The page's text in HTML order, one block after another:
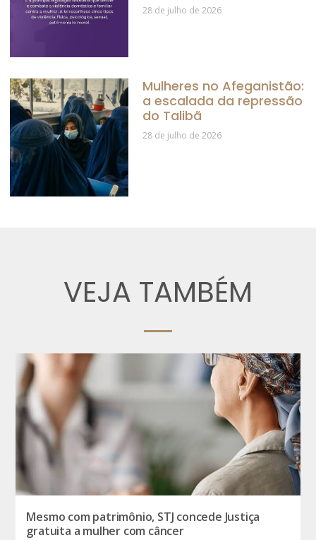
28 de julho de 2026
Mulheres no Afeganistão:
a escalada da repressão
do Talibã
28 de julho de 2026
VEJA TAMBÉM
Mesmo com patrimônio, STJ concede Justiça
gratuita a mulher com câncer